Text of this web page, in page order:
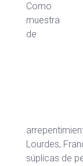
Como
muestra
de
Lourdes,
súplicas de